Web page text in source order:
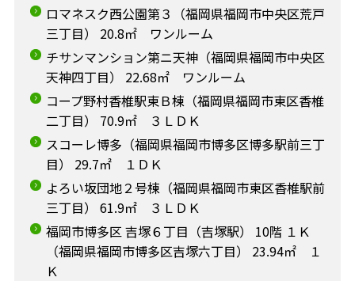
ロマネスク西公園第３（福岡県福岡市中央区荒戸
三丁目） 20.8㎡ ワンルーム
チサンマンション第ニ天神（福岡県福岡市中央区
天神四丁目） 22.68㎡ ワンルーム
コープ野村香椎駅東Ｂ棟（福岡県福岡市東区香椎
二丁目） 70.9㎡ ３ＬＤＫ
スコーレ博多（福岡県福岡市博多区博多駅前三丁
目） 29.7㎡ １ＤＫ
よろい坂団地２号棟（福岡県福岡市東区香椎駅前
三丁目） 61.9㎡ ３ＬＤＫ
福岡市博多区 吉塚６丁目（吉塚駅） 10階 １Ｋ
（福岡県福岡市博多区吉塚六丁目） 23.94㎡ １
Ｋ